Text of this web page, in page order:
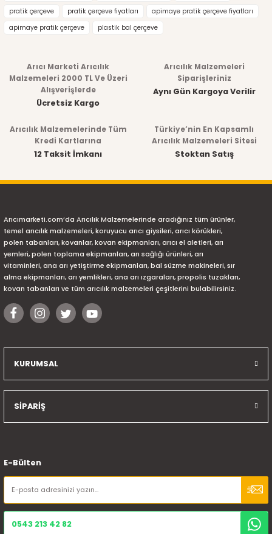
pratik çerçeve
pratik çerçeve fiyatları
apimaye pratik çerçeve fiyatları
apimaye pratik çerçeve
plastik bal çerçeve
Arıcı Marketi Arıcılık
Malzemeleri 2000 TL Ve Üzeri
Alışverişlerde
Ücretsiz Kargo
Arıcılık Malzemeleri
Siparişleriniz
Aynı Gün Kargoya Verilir
Arıcılık Malzemelerinde Tüm
Kredi Kartlarına
12 Taksit İmkanı
Türkiye’nin En Kapsamlı
Arıcılık Malzemeleri Sitesi
Stoktan Satış
Arıcımarketi.com’da Arıcılık Malzemelerinde aradığınız tüm ürünler,
temel arıcılık malzemeleri, koruyucu arıcı giysileri, arıcı körükleri,
polen tabanları, kovanlar, kovan ekipmanları, arıcı el aletleri, arı
yemleri, polen toplama ekipmanları, arı sağlığı ürünleri, arı
vitaminleri, ana arı yetiştirme ekipmanları, bal süzme makineleri, sır
alma ekipmanları, arı yemlikleri, ana arı ızgaraları, propolis tuzakları,
kovan tabanları ve tüm arıcılık malzemeleri çeşitlerini bulabilirsiniz.
KURUMSAL
SİPARİŞ
E-Bülten
0543 213 42 82